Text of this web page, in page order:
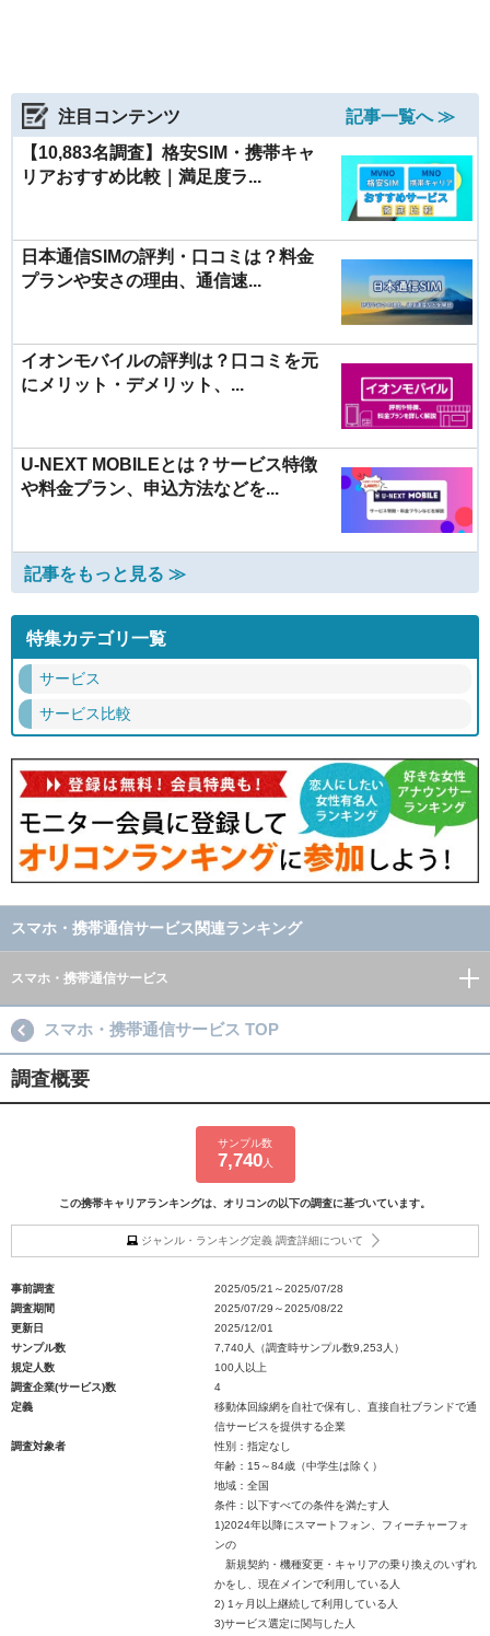
注目コンテンツ
記事一覧へ ≫
【10,883名調査】格安SIM・携帯キャ
リアおすすめ比較｜満足度ラ...
日本通信SIMの評判・口コミは？料金
プランや安さの理由、通信速...
イオンモバイルの評判は？口コミを元
にメリット・デメリット、...
U-NEXT MOBILEとは？サービス特徴
や料金プラン、申込方法などを...
記事をもっと見る ≫
特集カテゴリ一覧
サービス
サービス比較
スマホ・携帯通信サービス関連ランキング
スマホ・携帯通信サービス
スマホ・携帯通信サービス TOP
調査概要
サンプル数
7,740人
この携帯キャリアランキングは、オリコンの以下の調査に基づいています。
ジャンル・ランキング定義 調査詳細について
事前調査
2025/05/21～2025/07/28
調査期間
2025/07/29～2025/08/22
更新日
2025/12/01
サンプル数
7,740人（調査時サンプル数9,253人）
規定人数
100人以上
調査企業(サービス)数
4
定義
移動体回線網を自社で保有し、直接自社ブランドで通
信サービスを提供する企業
調査対象者
性別：指定なし
年齢：15～84歳（中学生は除く）
地域：全国
条件：以下すべての条件を満たす人
1)2024年以降にスマートフォン、フィーチャーフォ
ンの
新規契約・機種変更・キャリアの乗り換えのいずれ
かをし、現在メインで利用している人
2) 1ヶ月以上継続して利用している人
3)サービス選定に関与した人